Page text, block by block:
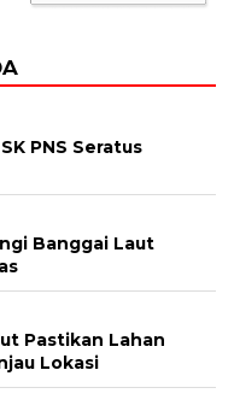
PNS Seratus
Banggai Laut
Pastikan Lahan
Lokasi